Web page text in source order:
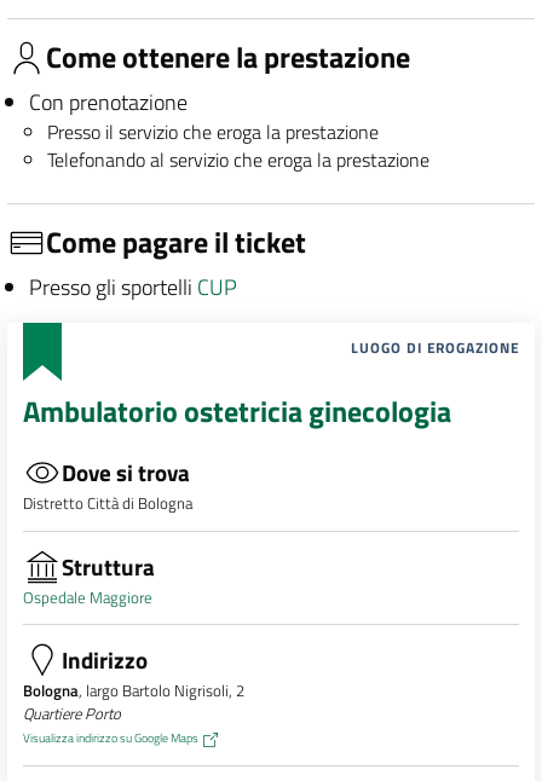
Come ottenere la prestazione
Con prenotazione
Presso il servizio che eroga la prestazione
Telefonando al servizio che eroga la prestazione
Come pagare il ticket
Presso gli sportelli CUP
LUOGO DI EROGAZIONE
Ambulatorio ostetricia ginecologia
Dove si trova
Distretto Città di Bologna
Struttura
Ospedale Maggiore
Indirizzo
Bologna, largo Bartolo Nigrisoli, 2
Quartiere Porto
Visualizza indirizzo su Google Maps